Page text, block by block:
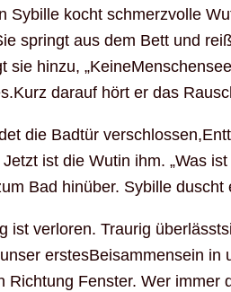
Sybille kocht schmerzvolle
springt aus dem Bett und
sie hinzu,
darauf hört er das
die Badtür
ist die Wutin ihm. „Was
Bad hinüber. Sybille duscht
ist verloren. Traurig
erstesBeisammensein
Richtung Fenster. Wer